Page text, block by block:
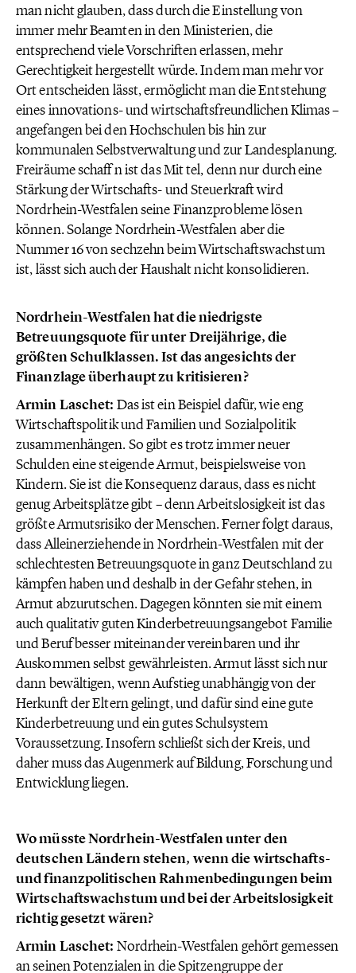
man nicht glauben, dass durch die Einstellung von
immer mehr Beamten in den Ministerien, die
entsprechend viele Vorschriften erlassen, mehr
Gerechtigkeit hergestellt würde. Indem man mehr vor
Ort entscheiden lässt, ermöglicht man die Entstehung
eines innovations- und wirtschaftsfreundlichen Klimas –
angefangen bei den Hochschulen bis hin zur
kommunalen Selbstverwaltung und zur Landesplanung.
Freiräume schaff n ist das Mit tel, denn nur durch eine
Stärkung der Wirtschafts- und Steuerkraft wird
Nordrhein-Westfalen seine Finanzprobleme lösen
können. Solange Nordrhein-Westfalen aber die
Nummer 16 von sechzehn beim Wirtschaftswachstum
ist, lässt sich auch der Haushalt nicht konsolidieren.
Nordrhein-Westfalen hat die niedrigste
Betreuungsquote für unter Dreijährige, die
größten Schulklassen. Ist das angesichts der
Finanzlage überhaupt zu kritisieren?
Armin Laschet: Das ist ein Beispiel dafür, wie eng
Wirtschaftspolitik und Familien und Sozialpolitik
zusammenhängen. So gibt es trotz immer neuer
Schulden eine steigende Armut, beispielsweise von
Kindern. Sie ist die Konsequenz daraus, dass es nicht
genug Arbeitsplätze gibt – denn Arbeitslosigkeit ist das
größte Armutsrisiko der Menschen. Ferner folgt daraus,
dass Alleinerziehende in Nordrhein-Westfalen mit der
schlechtesten Betreuungsquote in ganz Deutschland zu
kämpfen haben und deshalb in der Gefahr stehen, in
Armut abzurutschen. Dagegen könnten sie mit einem
auch qualitativ guten Kinderbetreuungsangebot Familie
und Beruf besser miteinander vereinbaren und ihr
Auskommen selbst gewährleisten. Armut lässt sich nur
dann bewältigen, wenn Aufstieg unabhängig von der
Herkunft der Eltern gelingt, und dafür sind eine gute
Kinderbetreuung und ein gutes Schulsystem
Voraussetzung. Insofern schließt sich der Kreis, und
daher muss das Augenmerk auf Bildung, Forschung und
Entwicklung liegen.
Wo müsste Nordrhein-Westfalen unter den
deutschen Ländern stehen, wenn die wirtschafts-
und finanzpolitischen Rahmenbedingungen beim
Wirtschaftswachstum und bei der Arbeitslosigkeit
richtig gesetzt wären?
Armin Laschet: Nordrhein-Westfalen gehört gemessen
an seinen Potenzialen in die Spitzengruppe der